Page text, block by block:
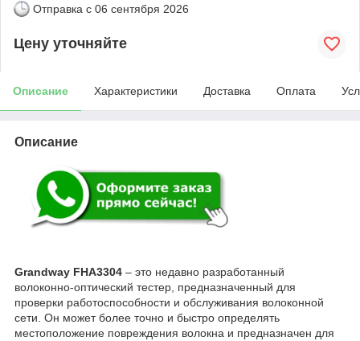
Отправка с 06 сентября 2026
Цену уточняйте
Описание Характеристики Доставка Оплата
Описание
Grandway FHA3304 – это недавно разработанный
волоконно-оптический тестер, предназначенный для
проверки работоспособности и обслуживания волоконной
сети. Он может более точно и быстро определять
местоположение повреждения волокна и предназначен для